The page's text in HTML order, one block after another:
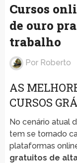
Cursos
de ouro
trabalho
Por Roberto
AS
CURSOS
No cenário atual
tem se tornado
plataformas
gratuitos de